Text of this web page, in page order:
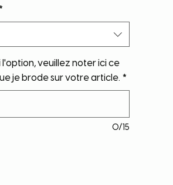
l'option, veuillez noter ici ce
je brode sur votre article. *
0/15